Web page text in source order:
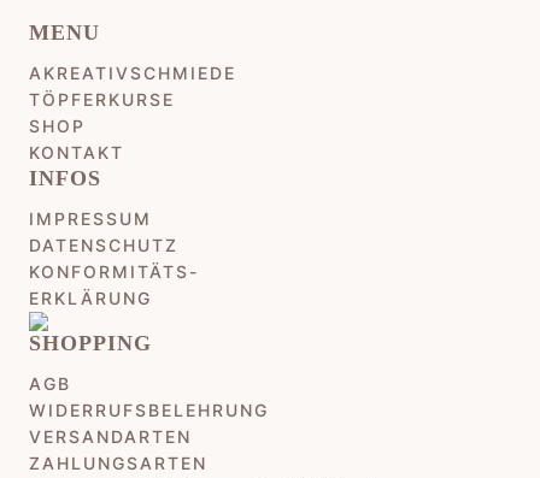
MENU
AKREATIVSCHMIEDE
TÖPFERKURSE
SHOP
KONTAKT
INFOS
IMPRESSUM
DATENSCHUTZ
KONFORMITÄTS-
ERKLÄRUNG
SHOPPING
AGB
WIDERRUFSBELEHRUNG
VERSANDARTEN
ZAHLUNGSARTEN